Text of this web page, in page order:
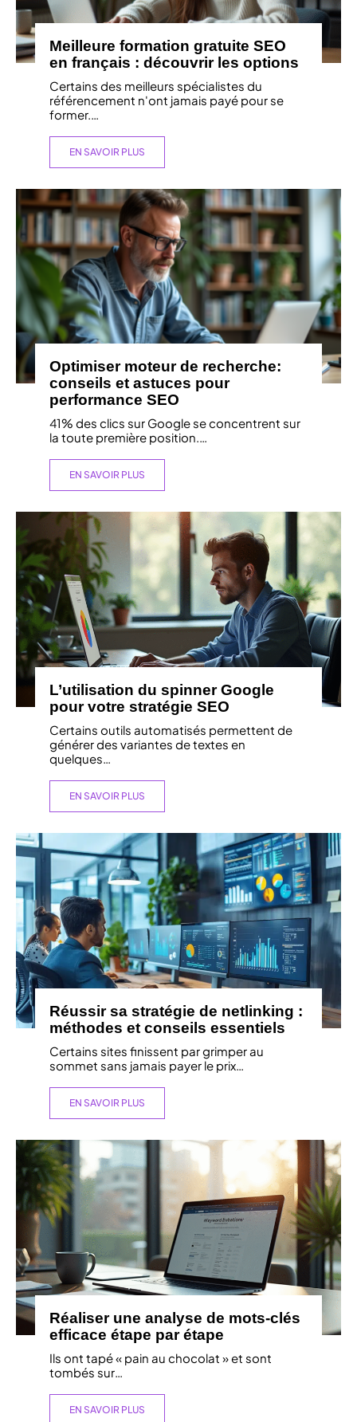
Meilleure formation gratuite SEO
en français : découvrir les options
Certains des meilleurs spécialistes du
référencement n'ont jamais payé pour se
former.
EN SAVOIR PLUS
Optimiser moteur de recherche:
conseils et astuces pour
performance SEO
41% des clics sur Google se concentrent sur
la toute première position.…
EN SAVOIR PLUS
L’utilisation du spinner Google
pour votre stratégie SEO
Certains outils automatisés permettent de
générer des variantes de textes en
quelques…
EN SAVOIR PLUS
Réussir sa stratégie de netlinking :
méthodes et conseils essentiels
Certains sites finissent par grimper au
sommet sans jamais payer le prix…
EN SAVOIR PLUS
Réaliser une analyse de mots-clés
efficace étape par étape
Ils ont tapé « pain au chocolat » et sont
tombés sur
EN SAVOIR PLUS